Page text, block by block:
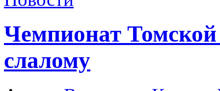
Чемпионат Томской
слалому